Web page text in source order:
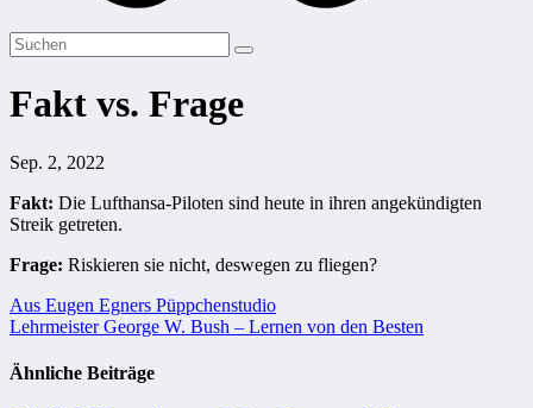
Fakt vs. Frage
Sep. 2, 2022
Fakt: Die Lufthansa-Piloten sind heute in ihren angekündigten
Streik getreten.
Frage: Riskieren sie nicht, deswegen zu fliegen?
Beitragsnavigation
Aus Eugen Egners Püppchenstudio
Lehrmeister George W. Bush – Lernen von den Besten
Ähnliche Beiträge